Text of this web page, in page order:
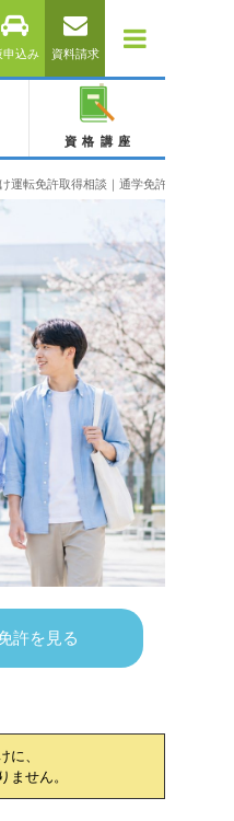
申込み 資料請求
資格講座
運転免許取得相談｜通学免許・合宿免許
許を見る
に、
せん。